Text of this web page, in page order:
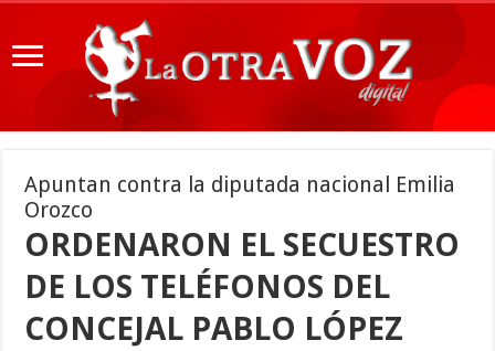
Apuntan contra la diputada nacional Emilia
Orozco
ORDENARON EL SECUESTRO
DE LOS TELÉFONOS DEL
CONCEJAL PABLO LÓPEZ